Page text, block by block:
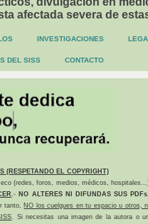
afectada severa de
INVESTIGACIONES
DEL SISS CONTACTO
(RESPETANDO EL COPYRIGHT)
(redes, foros, medios, médicos,
.- NO ALTERES NI DIFUNDAS SUS PDFs,
tanto, NO los cuelgues en tu espacio u otros,
. Si necesitas una imagen de la autora o